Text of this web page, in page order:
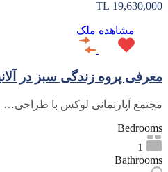
19,630,000 TL
مشاهده ملک
معرفی پروه زندگی سبز در
مجتمع آپارتمانی لوکس با طراحی…
Bedrooms
1
Bathrooms